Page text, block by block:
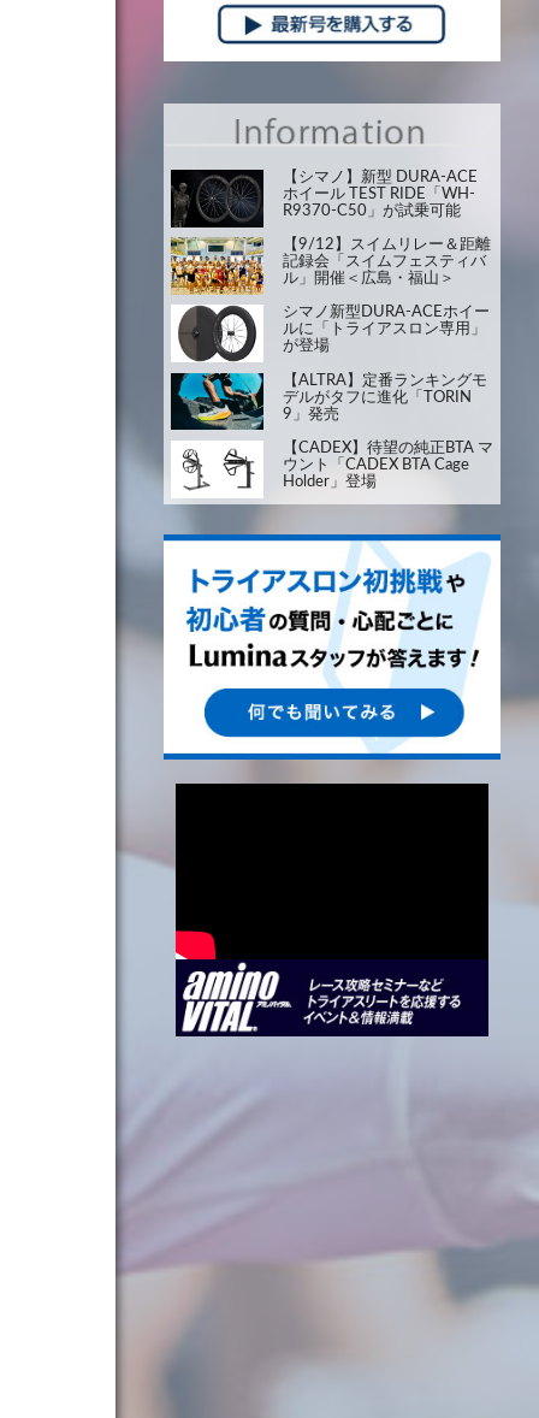
【シマノ】新型 DURA-ACE
ホイール TEST RIDE「WH-
R9370-C50」が試乗可能
【9/12】スイムリレー＆距離
記録会「スイムフェスティバ
ル」開催＜広島・福山＞
シマノ新型DURA-ACEホイー
ルに「トライアスロン専用」
が登場
【ALTRA】定番ランキングモ
デルがタフに進化「TORIN
9」発売
【CADEX】待望の純正BTA マ
ウント「CADEX BTA Cage
Holder」登場